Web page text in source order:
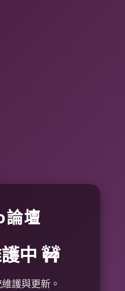
論壇
中 🚧
護與更新。